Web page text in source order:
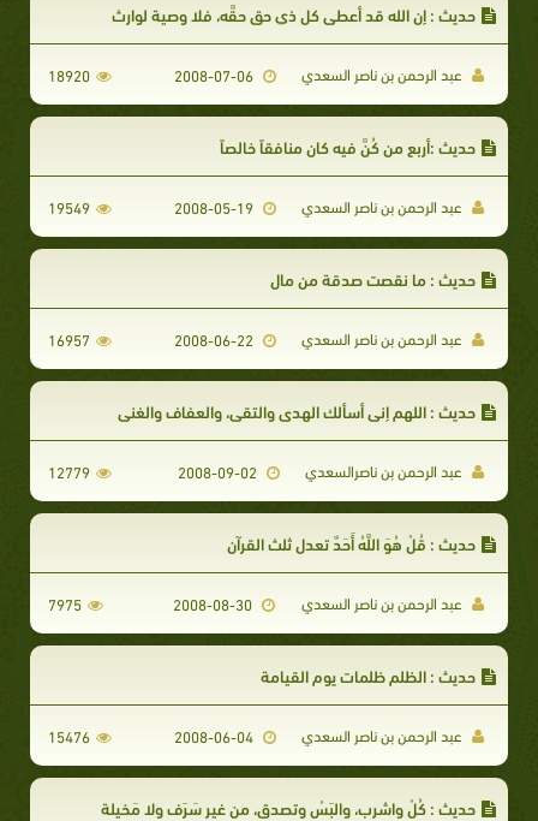
حديث : إن الله قد أعطى كل ذي حق حقَّه، فلا وصية لوارث
عبد الرحمن بن ناصر السعدي 18920
حديث :أربع من كُنَّ فيه كان منافقاً خالصاً
عبد الرحمن بن ناصر السعدي 19549
حديث : ما نقصت صدقة من مال
عبد الرحمن بن ناصر السعدي 16957
حديث : اللهم إني أسألك الهدى والتقى، والعفاف والغنى
عبد الرحمن بن ناصرالسعدي 12779
حديث : قُلْ هُوَ اللَّهُ أَحَدٌ تعدل ثلث القرآن
عبد الرحمن بن ناصر السعدي 2008-08-30
7975
حديث : الظلم ظلمات يوم القيامة
عبد الرحمن بن ناصر السعدي 15476
حديث : كُلْ واشرب، والبَسْ وتصدق، من غير سَرَف ولا مَخيلة